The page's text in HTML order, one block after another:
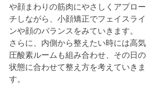
や顔まわりの筋肉にやさしくアプロー
チしながら、小顔矯正でフェイスライ
ンや顔のバランスをみていきます。
さらに、内側から整えたい時には高気
圧酸素ルームも組み合わせ、その日の
状態に合わせて整え方を考えていきま
す。